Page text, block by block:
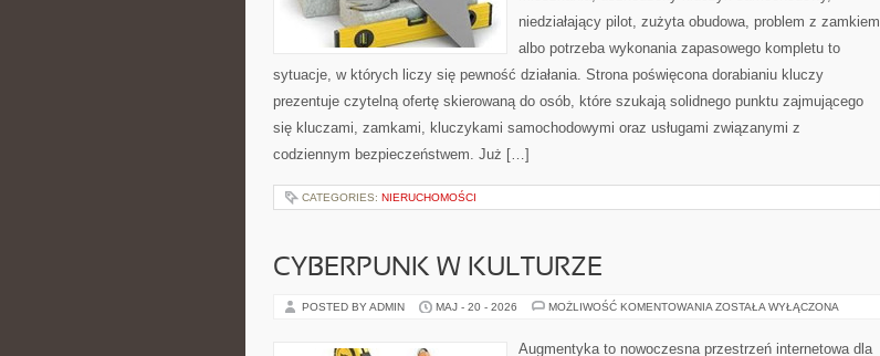
niedziałający pilot, zużyta obudowa, problem z zamkiem
albo potrzeba wykonania zapasowego kompletu to
sytuacje, w których liczy się pewność działania. Strona poświęcona dorabianiu kluczy
prezentuje czytelną ofertę skierowaną do osób, które szukają solidnego punktu zajmującego
się kluczami, zamkami, kluczykami samochodowymi oraz usługami związanymi z
codziennym bezpieczeństwem. Już […]
CATEGORIES: NIERUCHOMOŚCI
CYBERPUNK W KULTURZE
POSTED BY ADMIN MAJ - 20 - 2026 MOŻLIWOŚĆ KOMENTOWANIA CYBERPUNK
ZOSTAŁA WYŁĄCZONA
Augmentyka to nowoczesna przestrzeń internetowa dla